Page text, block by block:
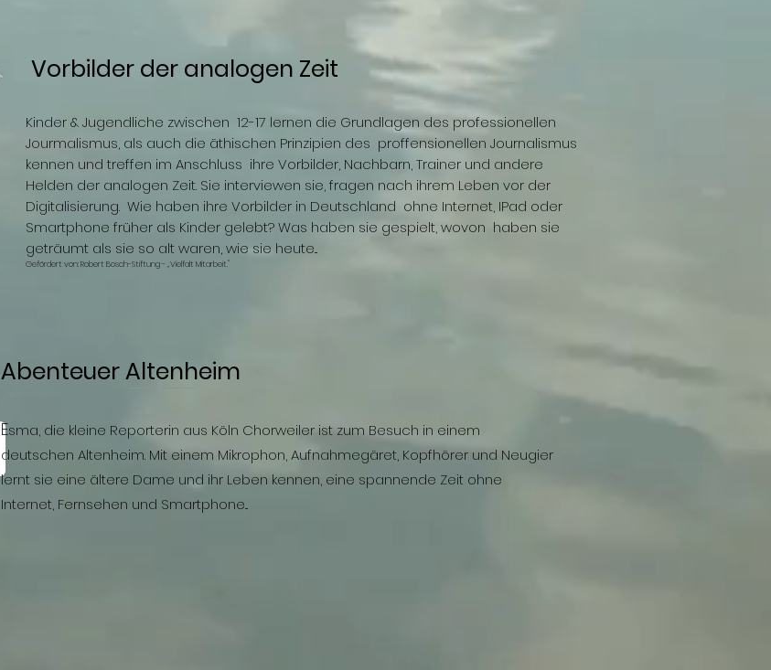
Vorbilder der analogen Zeit
Kinder & Jugendliche zwischen 12-17 lernen die Grundlagen des professionellen
Jourmalismus, als auch die äthischen Prinzipien des proffensionellen Journalismus
kennen und treffen im Anschluss ihre Vorbilder, Nachbarn, Trainer und andere
Helden der analogen Zeit. Sie interviewen sie, fragen nach ihrem Leben vor der
Digitalisierung. Wie haben ihre Vorbilder in Deutschland ohne Internet, IPad oder
Smartphone früher als Kinder gelebt? Was haben sie gespielt, wovon haben sie
geträumt als sie so alt waren, wie sie heute...
Gefördert von: Robert Bosch-Stiftung - „Vielfalt Mitarbeit."
Abenteuer Altenheim
Esma, die kleine Reporterin aus Köln Chorweiler ist zum Besuch in einem
deutschen Altenheim. Mit einem Mikrophon, Aufnahmegäret, Kopfhörer und Neugier
lernt sie eine ältere Dame und ihr Leben kennen, eine spannende Zeit ohne
Internet, Fernsehen und Smartphone...